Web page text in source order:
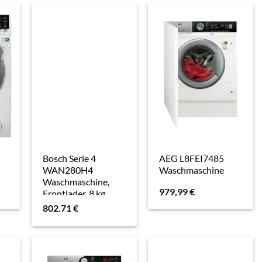
Kühlschrank, 2er-Set,
schwarz
Bosch Serie 4
WAN280H4
Waschmaschine,
Frontlader, 8 kg,
1400 U/min.
802.71€
AEG L8FEI7485
Waschmaschine
979,99€